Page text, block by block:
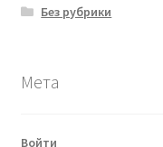
Без рубрики
Мета
Войти